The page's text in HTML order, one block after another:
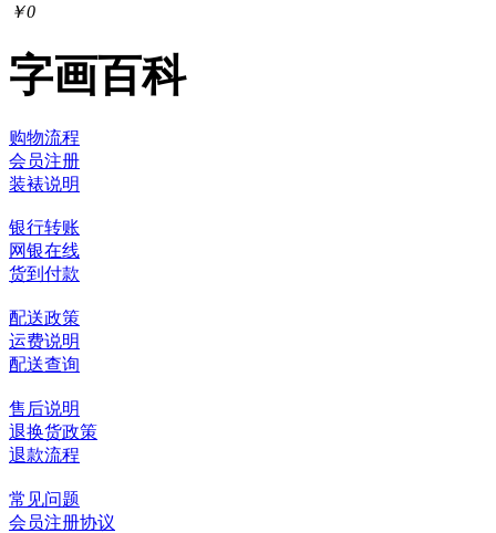
￥0
字画百科
购物流程
会员注册
装裱说明
银行转账
网银在线
货到付款
配送政策
运费说明
配送查询
售后说明
退换货政策
退款流程
常见问题
会员注册协议